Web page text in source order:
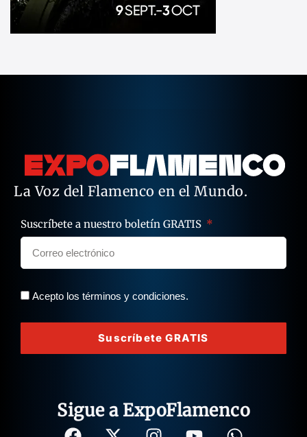
La Voz del Flamenco en el Mundo.
Suscríbete a nuestro boletín GRATIS
Acepto los términos y condiciones.
Suscríbete GRATIS
Sigue a ExpoFlamenco